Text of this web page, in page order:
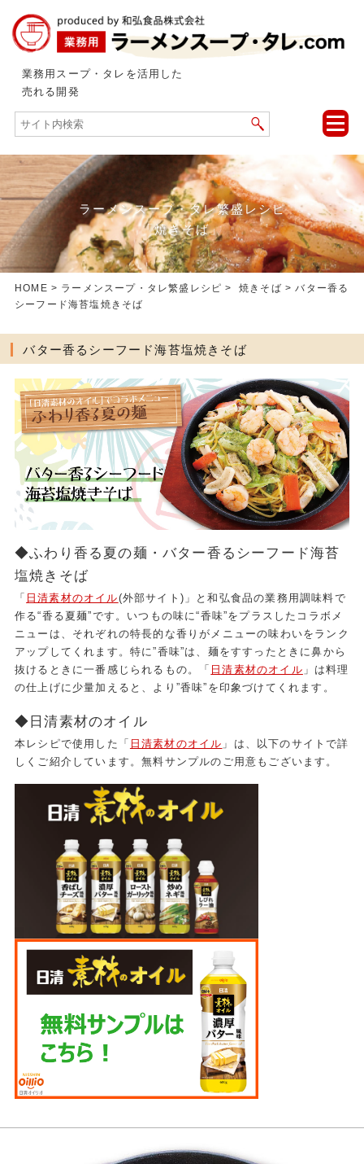
業務用スープ・タレを活用した
売れる開発
toggle
ラーメンスープ・タレ繁盛レシピ
「焼きそば」
HOME > ラーメンスープ・タレ繁盛レシピ >焼きそば > バター香る
シーフード海苔塩焼きそば
バター香るシーフード海苔塩焼きそば
◆ふわり香る夏の麺・バター香るシーフード海苔
塩焼きそば
「 日清素材のオイル(外部サイト)」と和弘食品の業務用調味料で
作る“香る夏麺”です。いつもの味に“香味”をプラスしたコラボメ
ニューは、それぞれの特長的な香りがメニューの味わいをランク
アップしてくれます。特に”香味”は、麺をすすったときに鼻から
抜けるときに一番感じられるもの。「 日清素材のオイル 」は料理
の仕上げに少量加えると、より”香味”を印象づけてくれます。
◆日清素材のオイル
本レシピで使用した「 日清素材のオイル 」は、以下のサイトで詳
しくご紹介しています。無料サンプルのご用意もございます。